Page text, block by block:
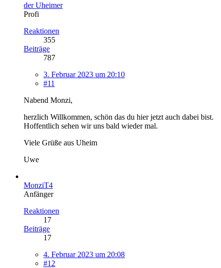
der Uheimer
Profi
Reaktionen
355
Beiträge
787
3. Februar 2023 um 20:10
#11
Nabend Monzi,
herzlich Willkommen, schön das du hier jetzt auch dabei bist.
Hoffentlich sehen wir uns bald wieder mal.
Viele Grüße aus Uheim
Uwe
MonziT4
Anfänger
Reaktionen
17
Beiträge
17
4. Februar 2023 um 20:08
#12